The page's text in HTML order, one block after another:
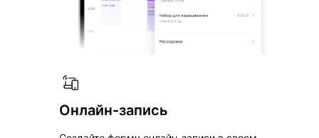
Онлайн-запись